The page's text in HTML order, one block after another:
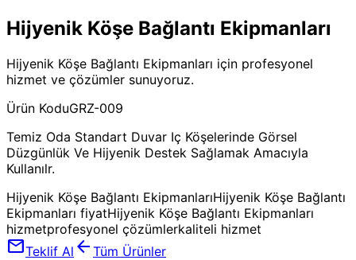
Hijyenik Köşe Bağlantı Ekipmanları
Hijyenik Köşe Bağlantı Ekipmanları için profesyonel
hizmet ve çözümler sunuyoruz.
Ürün KoduGRZ-009
Temiz Oda Standart Duvar Iç Köşelerinde Görsel
Düzgünlük Ve Hijyenik Destek Sağlamak Amacıyla
Kullanılr.
Hijyenik Köşe Bağlantı EkipmanlarıHijyenik Köşe Bağlantı
Ekipmanları fiyatHijyenik Köşe Bağlantı Ekipmanları
hizmetprofesyonel çözümlerkaliteli hizmet
mailTeklif Al arrow_back Tüm Ürünler